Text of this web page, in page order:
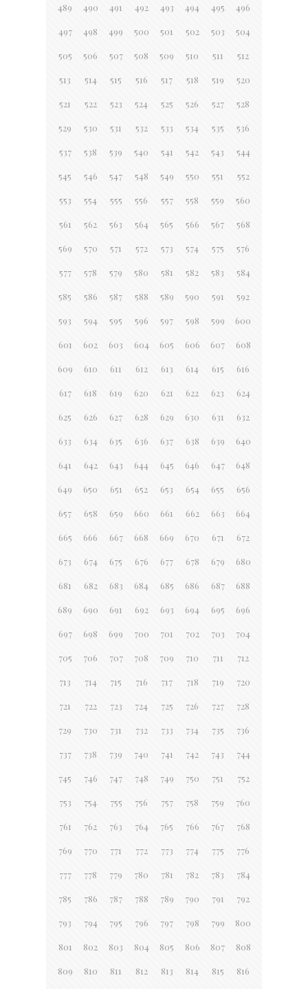
489 490 491 492 493 494 495 496
497 498 499 500 501 502 503 504
505 506 507 508 509 510 511 512
513 514 515 516 517 518 519 520
521 522 523 524 525 526 527 528
529 530 531 532 533 534 535 536
537 538 539 540 541 542 543 544
545 546 547 548 549 550 551 552
553 554 555 556 557 558 559 560
561 562 563 564 565 566 567 568
569 570 571 572 573 574 575 576
577 578 579 580 581 582 583 584
585 586 587 588 589 590 591 592
593 594 595 596 597 598 599 600
601 602 603 604 605 606 607 608
609 610 611 612 613 614 615 616
617 618 619 620 621 622 623 624
625 626 627 628 629 630 631 632
633 634 635 636 637 638 639 640
641 642 643 644 645 646 647 648
649 650 651 652 653 654 655 656
657 658 659 660 661 662 663 664
665 666 667 668 669 670 671 672
673 674 675 676 677 678 679 680
681 682 683 684 685 686 687 688
689 690 691 692 693 694 695 696
697 698 699 700 701 702 703 704
705 706 707 708 709 710 711 712
713 714 715 716 717 718 719 720
721 722 723 724 725 726 727 728
729 730 731 732 733 734 735 736
737 738 739 740 741 742 743 744
745 746 747 748 749 750 751 752
753 754 755 756 757 758 759 760
761 762 763 764 765 766 767 768
769 770 771 772 773 774 775 776
777 778 779 780 781 782 783 784
785 786 787 788 789 790 791 792
793 794 795 796 797 798 799 800
801 802 803 804 805 806 807 808
809 810 811 812 813 814 815 816